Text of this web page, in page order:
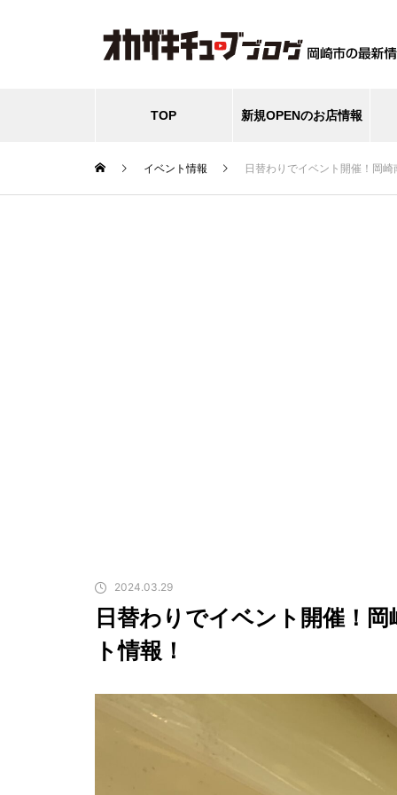
TOP 新規OPENのお店情報
イベント情報 日替わりでイベント開催！岡
2024.03.29
日替わりでイベント開催！
ト情報！